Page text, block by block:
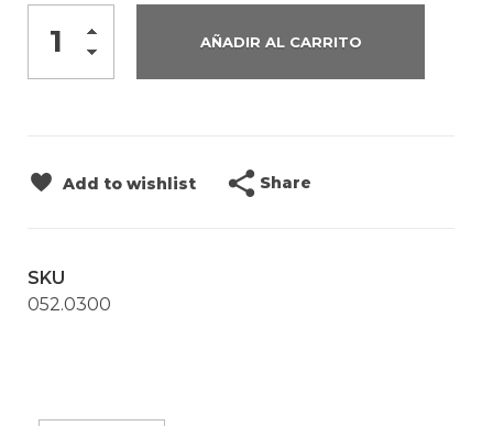
AÑADIR AL CARRITO
Add to wishlist Share
SKU
052.0300